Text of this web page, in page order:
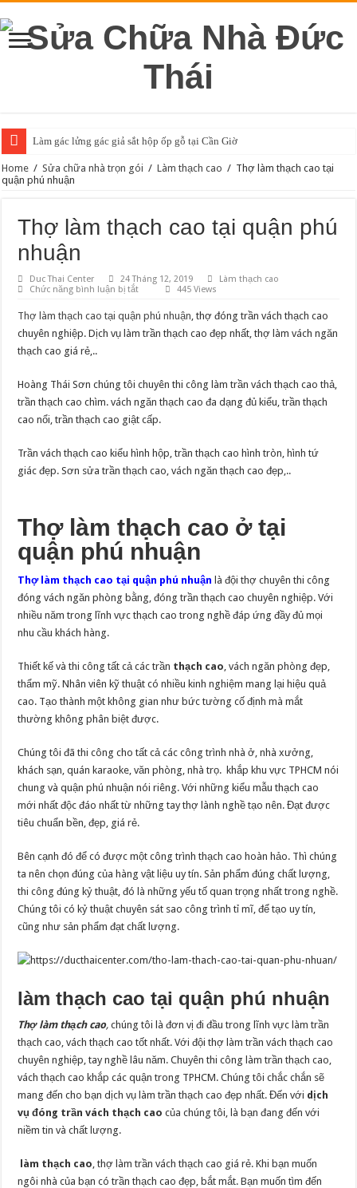
Làm gác lửng gác giả sắt hộp ốp gỗ tại Cần Giờ
Home / Sửa chữa nhà trọn gói / Làm thạch cao / Thợ làm thạch cao tại
quận phú nhuận
Thợ làm thạch cao tại quận phú
nhuận
Duc Thai Center 24 Tháng 12, 2019
Làm thạch cao
Chức năng bình luận bị tắtở
làm
thạch
cao
tại
445 Views
Thợ làm thạch cao tại quận phú nhuận, thợ đóng trần vách thạch cao
chuyên nghiệp. Dịch vụ làm trần thạch cao đẹp nhất, thợ làm vách ngăn
thạch cao giá rẻ,..
Hoàng Thái Sơn chúng tôi chuyên thi công làm trần vách thạch cao thả,
trần thạch cao chìm. vách ngăn thạch cao đa dạng đủ kiểu, trần thạch
cao nổi, trần thạch cao giật cấp.
Trần vách thạch cao kiểu hình hộp, trần thạch cao hình tròn, hình tứ
giác đẹp. Sơn sửa trần thạch cao, vách ngăn thạch cao đẹp,..
Thợ làm thạch cao ở tại
quận phú nhuận
Thợ làm thạch cao tại quận phú nhuận là đội thợ chuyên thi công
đóng vách ngăn phòng bằng, đóng trần thạch cao chuyên nghiệp. Với
nhiều năm trong lĩnh vực thạch cao trong nghề đáp ứng đầy đủ mọi
nhu cầu khách hàng.
Thiết kế và thi công tất cả các trần thạch cao, vách ngăn phòng đẹp,
thẩm mỹ. Nhân viên kỹ thuật có nhiều kinh nghiệm mang lại hiệu quả
cao. Tạo thành một không gian như bức tường cố định mà mắt
thường không phân biệt được.
Chúng tôi đã thi công cho tất cả các công trình nhà ở, nhà xưởng,
khách sạn, quán karaoke, văn phòng, nhà trọ. khắp khu vực TPHCM nói
chung và quận phú nhuận nói riêng. Với những kiểu mẫu thạch cao
mới nhất độc đáo nhất từ những tay thợ lành nghề tạo nên. Đạt được
tiêu chuẩn bền, đẹp, giá rẻ.
Bên cạnh đó để có được một công trình thạch cao hoàn hảo. Thì chúng
ta nên chọn đúng của hàng vật liệu uy tín. Sản phẩm đúng chất lượng,
thi công đúng kỷ thuật, đó là những yếu tố quan trọng nhất trong nghề.
Chúng tôi có kỷ thuật chuyên sát sao công trình tỉ mĩ, để tạo uy tín,
cũng như sản phẩm đạt chất lượng.
làm thạch cao tại quận phú nhuận
Thợ làm thạch cao, chúng tôi là đơn vị đi đầu trong lĩnh vực làm trần
thạch cao, vách thạch cao tốt nhất. Với đội thợ làm trần vách thạch cao
chuyên nghiệp, tay nghề lâu năm. Chuyên thi công làm trần thạch cao,
vách thạch cao khắp các quận trong TPHCM. Chúng tôi chắc chắn sẽ
mang đến cho bạn dịch vụ làm trần thạch cao đẹp nhất. Đến với dịch
vụ đóng trần vách thạch cao của chúng tôi, là bạn đang đến với
niềm tin và chất lượng.
làm thạch cao, thợ làm trần vách thạch cao giá rẻ. Khi bạn muốn
ngôi nhà của bạn có trần thạch cao đẹp, bắt mắt. Bạn muốn tìm đến